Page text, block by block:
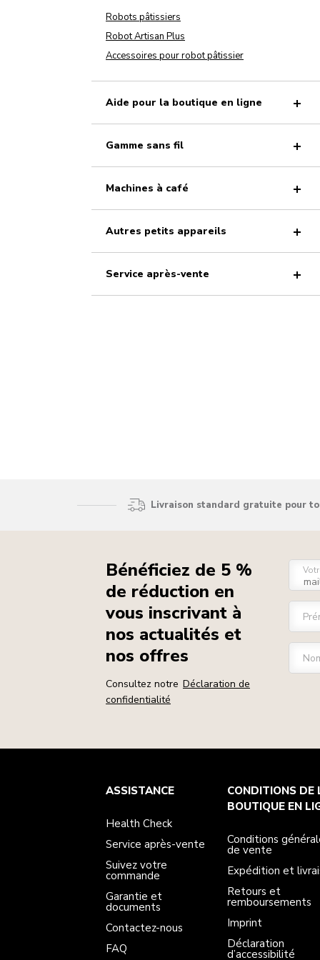
Robots pâtissiers
Robot Artisan Plus
Accessoires pour robot pâtissier
Aide pour la boutique en ligne
Gamme sans fil
Machines à café
Autres petits appareils
Service après-vente
Livraison standard gratuite pour
Bénéficiez de 5 %
de réduction en
vous inscrivant à
nos actualités et
nos offres
Consultez notre Déclaration de
confidentialité
Health Check
Service après-vente
Contactez-nous
Conditions générales de vente
Expédition et livraison
Déclaration d’accessibilité
La marque
Notre histoire
Trouver une boutique
ASSISTANCE
Health Check
Service après-vente
Suivez votre
commande
Garantie et
documents
Contactez-nous
FAQ
CONDITIONS DE
BOUTIQUE EN
Conditions
de vente
Expédition et
Retours et
remboursements
Imprint
Déclaration
d’accessibilité